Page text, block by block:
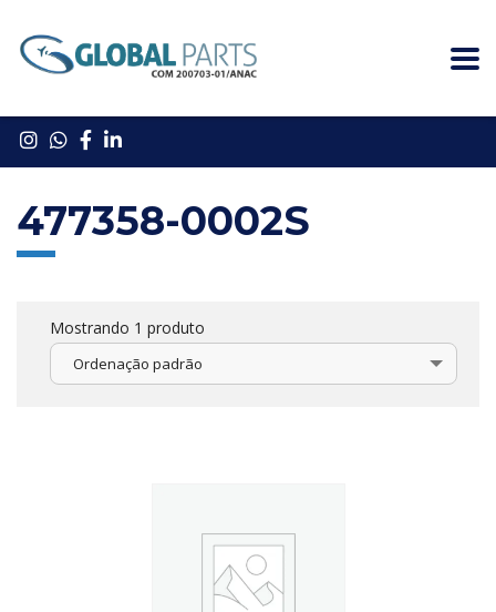
477358-0002S
Mostrando 1 produto
Ordenação padrão